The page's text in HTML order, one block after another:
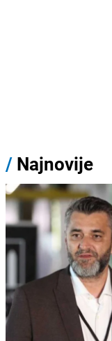
/ Najnovije